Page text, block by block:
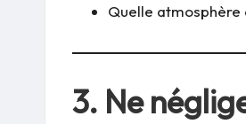
Quelle atmosphère
3. Ne